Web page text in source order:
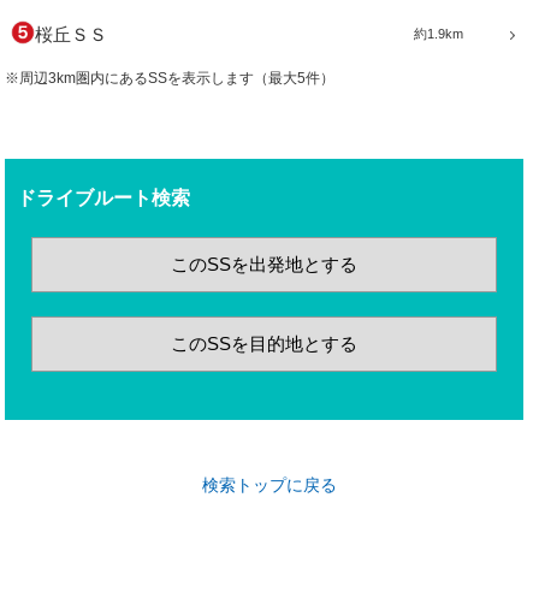
約1.9km
桜丘ＳＳ
※周辺3km圏内にあるSSを表示します（最大5件）
ドライブルート検索
このSSを出発地とする
このSSを目的地とする
検索トップに戻る